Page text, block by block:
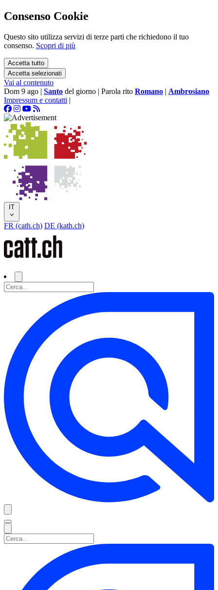
Consenso Cookie
Questo sito utilizza servizi di terze parti che richiedono il tuo
consenso. Scopri di più
Accetta tutto
Accetta selezionati
Vai al contenuto
Dom 9 ago | Santo del giorno | Parola rito Romano | Ambrosiano
Impressum e contatti |
IT
FR (cath.ch) DE (kath.ch)